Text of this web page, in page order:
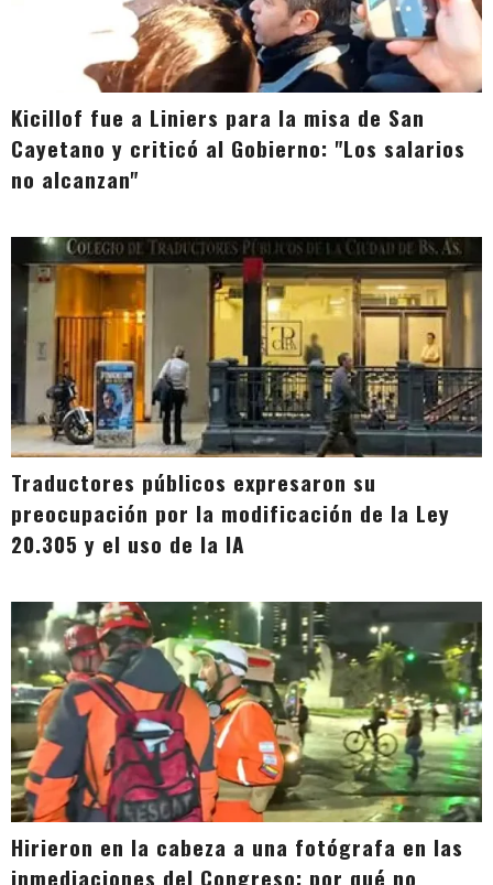
Kicillof fue a Liniers para la misa de San
Cayetano y criticó al Gobierno: "Los salarios
no alcanzan"
Traductores públicos expresaron su
preocupación por la modificación de la Ley
20.305 y el uso de la IA
Hirieron en la cabeza a una fotógrafa en las
inmediaciones del Congreso: por qué no